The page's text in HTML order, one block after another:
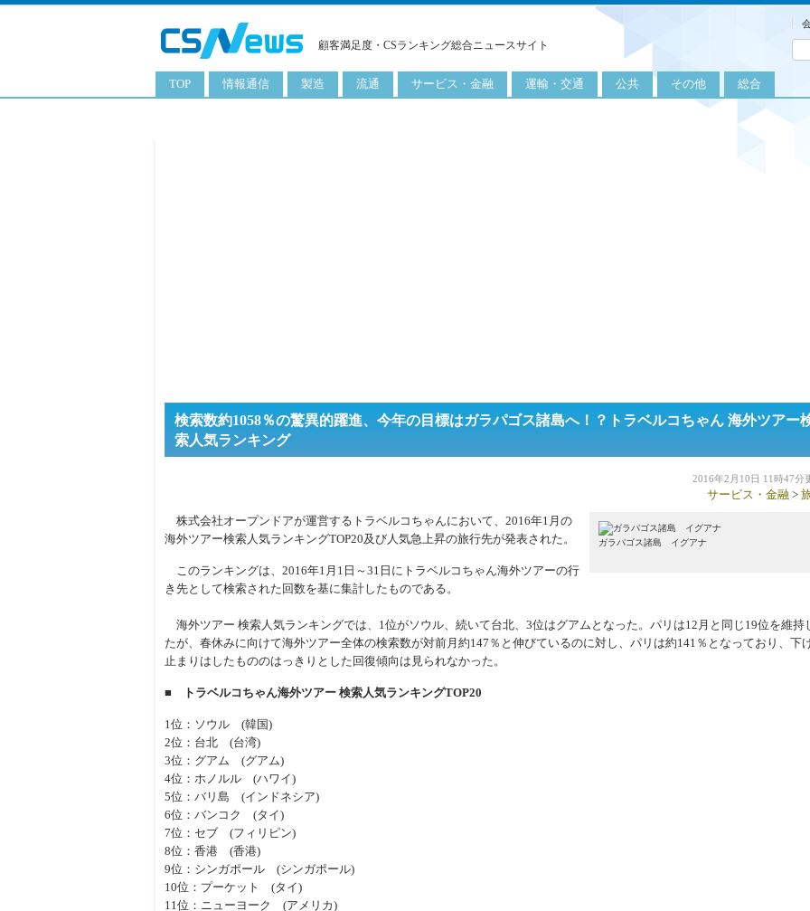
顧客満足度・CSランキング総合ニュースサイト
TOP 情報通信 製造 流通 サービス・金融 運輸・交通 公共 その他 総合
検索数約1058％の驚異的躍進、今年の目標はガラパゴス諸島へ！？トラベルコちゃん 海外ツアー
索人気ランキング
2016年2月10日 11時47分
サービス・金融 >
ガラパゴス諸島 イグアナ
株式会社オープンドアが運営するトラベルコちゃんにおいて、2016年1月の
海外ツアー検索人気ランキングTOP20及び人気急上昇の旅行先が発表された。
このランキングは、2016年1月1日～31日にトラベルコちゃん海外ツアーの行
き先として検索された回数を基に集計したものである。
海外ツアー 検索人気ランキングでは、1位がソウル、続いて台北、3位はグアムとなった。パリは12月と同じ19位を維持
たが、春休みに向けて海外ツアー全体の検索数が対前月約147％と伸びているのに対し、パリは約141％となっており、下
止まりはしたもののはっきりとした回復傾向は見られなかった。
■ トラベルコちゃん海外ツアー 検索人気ランキングTOP20
1位：ソウル (韓国)
2位：台北 (台湾)
3位：グアム (グアム)
4位：ホノルル (ハワイ)
5位：バリ島 (インドネシア)
6位：バンコク (タイ)
7位：セブ (フィリピン)
8位：香港 (香港)
9位：シンガポール (シンガポール)
10位：プーケット (タイ)
11位：ニューヨーク (アメリカ)